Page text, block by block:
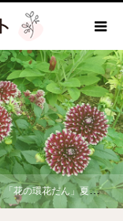
「花の環花だん」夏の花植え講座（市役所前）開催しました